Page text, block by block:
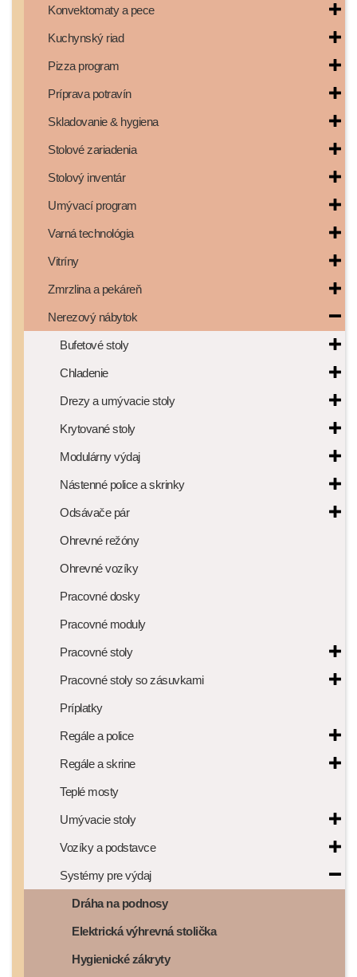
Konvektomaty a pece
Kuchynský riad
Pizza program
Príprava potravín
Skladovanie & hygiena
Stolové zariadenia
Stolový inventár
Umývací program
Varná technológia
Vitríny
Zmrzlina a pekáreň
Nerezový nábytok
Bufetové stoly
Chladenie
Drezy a umývacie stoly
Krytované stoly
Modulárny výdaj
Nástenné police a skrinky
Odsávače pár
Ohrevné režóny
Ohrevné vozíky
Pracovné dosky
Pracovné moduly
Pracovné stoly
Pracovné stoly so zásuvkami
Príplatky
Regále a police
Regále a skrine
Teplé mosty
Umývacie stoly
Vozíky a podstavce
Systémy pre výdaj
Dráha na podnosy
Elektrická výhrevná stolička
Hygienické zákryty